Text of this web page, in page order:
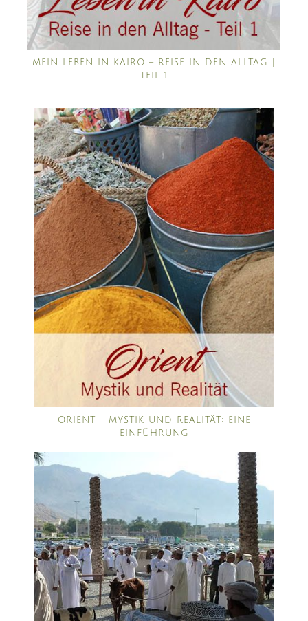
MEIN LEBEN IN KAIRO – REISE IN DEN ALLTAG |
TEIL 1
ORIENT – MYSTIK UND REALITÄT: EINE
EINFÜHRUNG